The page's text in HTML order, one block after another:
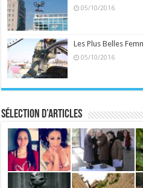
05/10/2016
Les Plus Belles
05/10/2016
Sélection d’articles